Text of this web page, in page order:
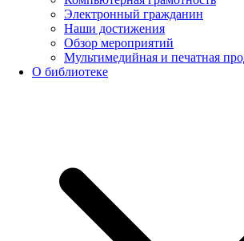
Электронный гражданин
Наши достижения
Обзор мероприятий
Мультимедийная и печатная
О библиотеке